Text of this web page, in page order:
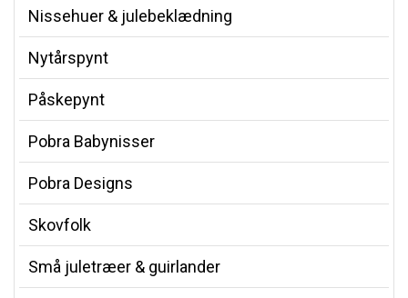
Nissehuer & julebeklædning
Nytårspynt
Påskepynt
Pobra Babynisser
Pobra Designs
Skovfolk
Små juletræer & guirlander